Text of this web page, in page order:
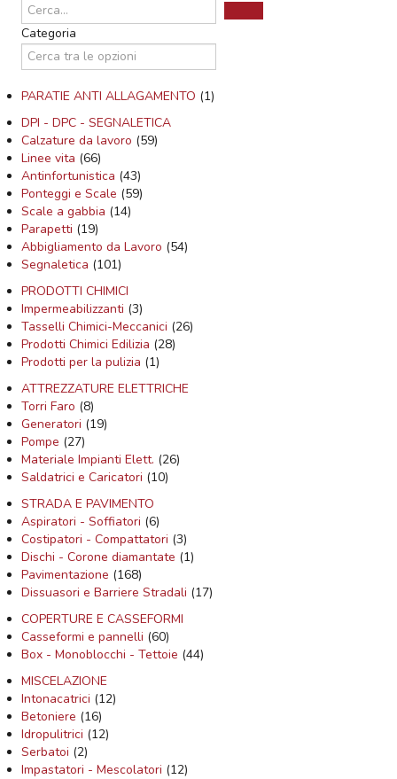
Categoria
PARATIE ANTI ALLAGAMENTO (1)
DPI - DPC - SEGNALETICA
Calzature da lavoro (59)
Linee vita (66)
Antinfortunistica (43)
Ponteggi e Scale (59)
Scale a gabbia (14)
Parapetti (19)
Abbigliamento da Lavoro (54)
Segnaletica (101)
PRODOTTI CHIMICI
Impermeabilizzanti (3)
Tasselli Chimici-Meccanici (26)
Prodotti Chimici Edilizia (28)
Prodotti per la pulizia (1)
ATTREZZATURE ELETTRICHE
Torri Faro (8)
Generatori (19)
Pompe (27)
Materiale Impianti Elett. (26)
Saldatrici e Caricatori (10)
STRADA E PAVIMENTO
Aspiratori - Soffiatori (6)
Costipatori - Compattatori (3)
Dischi - Corone diamantate (1)
Pavimentazione (168)
Dissuasori e Barriere Stradali (17)
COPERTURE E CASSEFORMI
Casseformi e pannelli (60)
Box - Monoblocchi - Tettoie (44)
MISCELAZIONE
Intonacatrici (12)
Betoniere (16)
Idropulitrici (12)
Serbatoi (2)
Impastatori - Mescolatori (12)